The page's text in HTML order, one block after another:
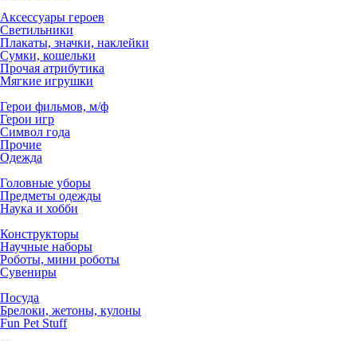
Аксессуары героев
Светильники
Плакаты, значки, наклейки
Сумки, кошельки
Прочая атрибутика
Мягкие игрушки
Герои фильмов, м/ф
Герои игр
Символ года
Прочие
Одежда
Головные уборы
Предметы одежды
Наука и хобби
Конструкторы
Научные наборы
Роботы, мини роботы
Сувениры
Посуда
Брелоки, жетоны, кулоны
Fun Pet Stuff